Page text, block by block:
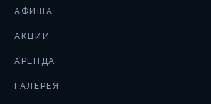
АФИША
АКЦИИ
АРЕНДА
ГАЛЕРЕЯ